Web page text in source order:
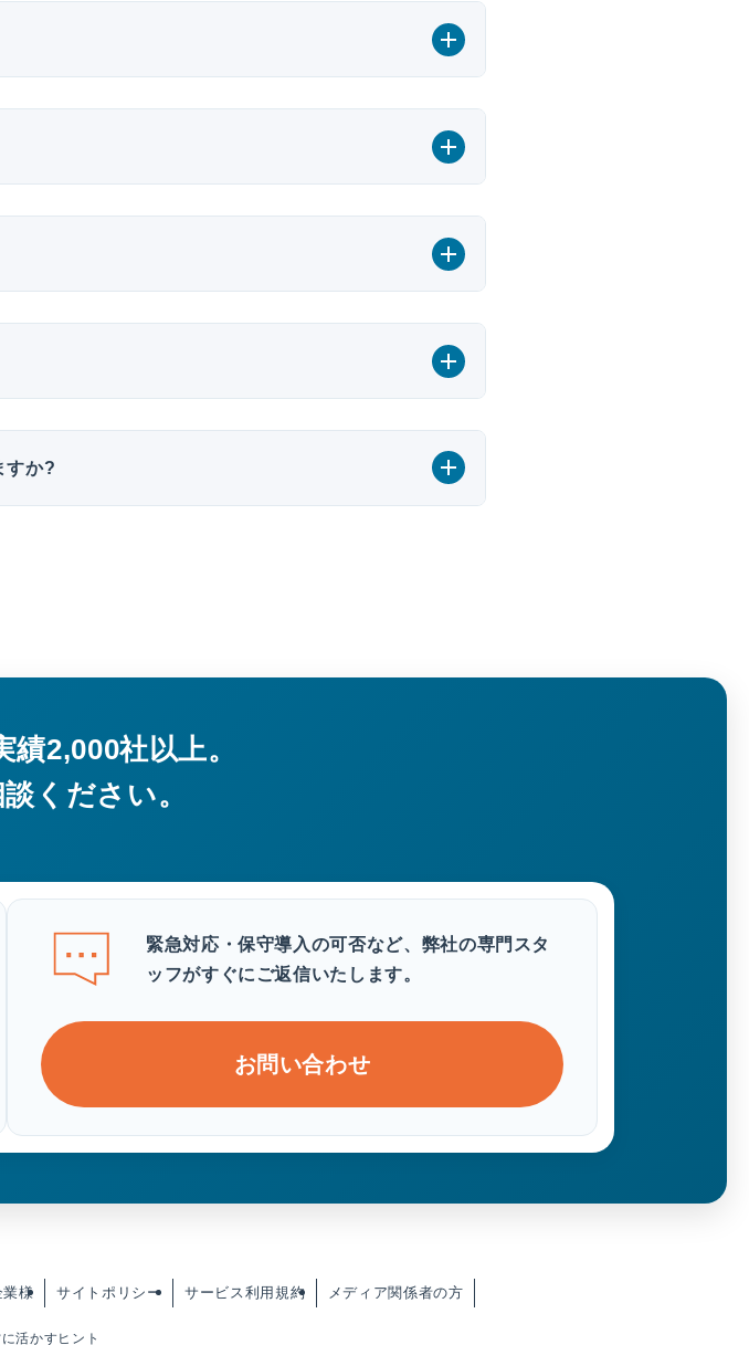
すか?
2,000社以上。
ください。
緊急対応・保守導入の可否など、弊社の専門スタ
ッフがすぐにご返信いたします。
お問い合わせ
業様 サイトポリシー サービス利用規約 メディア関係者の方
活かすヒント